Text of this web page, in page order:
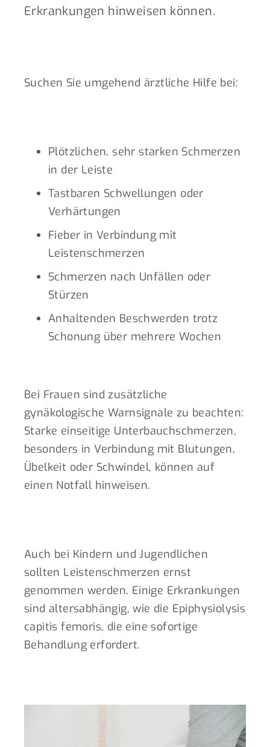
Erkrankungen hinweisen können.
Suchen Sie umgehend ärztliche Hilfe bei:
Plötzlichen, sehr starken Schmerzen
in der Leiste
Tastbaren Schwellungen oder
Verhärtungen
Fieber in Verbindung mit
Leistenschmerzen
Schmerzen nach Unfällen oder
Stürzen
Anhaltenden Beschwerden trotz
Schonung über mehrere Wochen
Bei Frauen sind zusätzliche
gynäkologische Warnsignale zu beachten:
Starke einseitige Unterbauchschmerzen,
besonders in Verbindung mit Blutungen,
Übelkeit oder Schwindel, können auf
einen Notfall hinweisen.
Auch bei Kindern und Jugendlichen
sollten Leistenschmerzen ernst
genommen werden. Einige Erkrankungen
sind altersabhängig, wie die Epiphysiolysis
capitis femoris, die eine sofortige
Behandlung erfordert.